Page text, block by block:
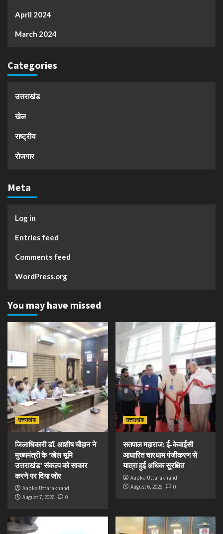
April 2024
March 2024
Categories
उत्तराखंड
खेल
राष्ट्रीय
रोजगार
Meta
Log in
Entries feed
Comments feed
WordPress.org
You may have missed
उत्तराखंड
जिलाधिकारी डॉ. आशीष चौहान ने
मुख्यमंत्री के ‘खेल भूमि
उत्तराखंड’ संकल्प को साकार
करने पर दिया जोर
Aapka Uttarakhand
August 7, 2026
0
उत्तराखंड
सतपाल महाराज: ई-केवाईसी
आधारित चारधाम पंजीकरण से
यात्रा हुई अधिक सुरक्षित
Aapka Uttarakhand
August 6, 2026
0